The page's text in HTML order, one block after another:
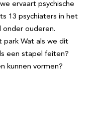
ervaart psychische
13 psychiaters in het
onder ouderen.
park Wat als we dit
een stapel feiten?
kunnen vormen?